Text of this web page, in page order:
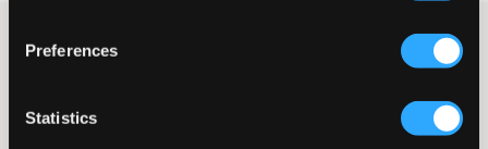
Preferences
Statistics
Dunkelblaue Sweatpants von LMTD. Diese Hose hat einen
Gummizug mit Kordelzug und eine verstellbare Taille für eine
schlichten und entspannten Look—ideal für Alltag und Freizeit.